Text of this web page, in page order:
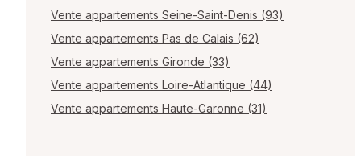
Vente appartements Seine-Saint-Denis (93)
Vente appartements Pas de Calais (62)
Vente appartements Gironde (33)
Vente appartements Loire-Atlantique (44)
Vente appartements Haute-Garonne (31)